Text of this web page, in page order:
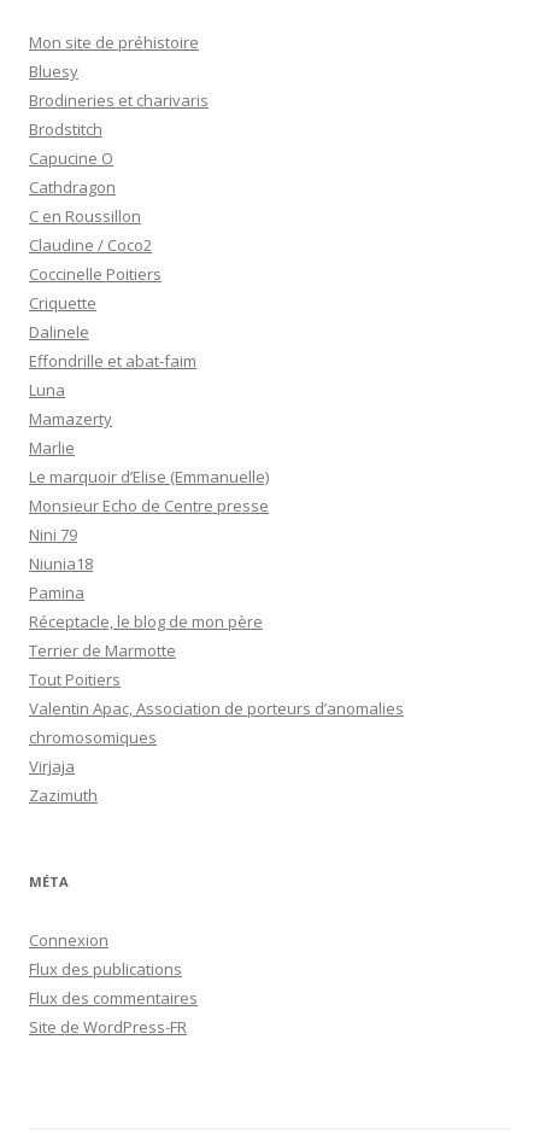
Mon site de préhistoire
Bluesy
Brodineries et charivaris
Brodstitch
Capucine O
Cathdragon
C en Roussillon
Claudine / Coco2
Coccinelle Poitiers
Criquette
Dalinele
Effondrille et abat-faim
Luna
Mamazerty
Marlie
Le marquoir d’Elise (Emmanuelle)
Monsieur Echo de Centre presse
Nini 79
Niunia18
Pamina
Réceptacle, le blog de mon père
Terrier de Marmotte
Tout Poitiers
Valentin Apac, Association de porteurs d’anomalies
chromosomiques
Virjaja
Zazimuth
MÉTA
Connexion
Flux des publications
Flux des commentaires
Site de WordPress-FR